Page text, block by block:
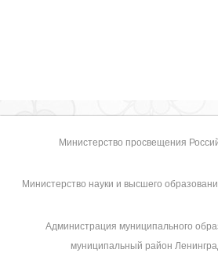
Министерство просвещения
Министерство науки и высшего
Администрация муниципального
муниципальный район